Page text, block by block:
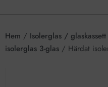
Hem / Isolerglas / glaskassett
isolerglas 3-glas / Härdat